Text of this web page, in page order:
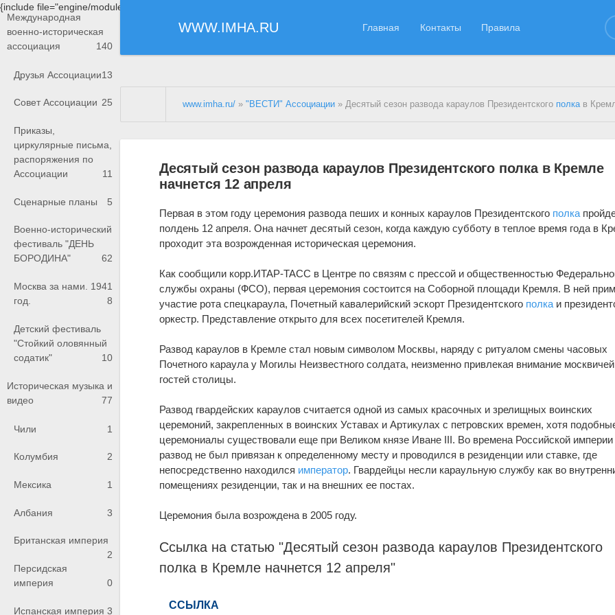
{include file="engine/modules/saperu/head.php"}
WWW.IMHA.RU Главная Контакты Правила
Международная
военно-историческая
ассоциация
140
Друзья Ассоциации13
Совет Ассоциации 25
Приказы,
циркулярные письма,
распоряжения по
Ассоциации
11
Сценарные планы 5
Военно-исторический
фестиваль "ДЕНЬ
БОРОДИНА"
62
Москва за нами. 1941
год.
8
Детский фестиваль
"Стойкий оловянный
содатик"
10
Историческая музыка и
видео
77
Чили 1
Колумбия 2
Мексика 1
Албания 3
Британская империя
2
Персидская
империя
0
Испанская империя 3
www.imha.ru/ »"ВЕСТИ" Ассоциации » Десятый сезон развода караулов Президентского полкав Кремле
Десятый сезон развода караулов Президентского полка в Кремле
начнется 12 апреля
Первая в этом году церемония развода пеших и конных караулов Президентского полка
полдень 12 апреля. Она начнет десятый сезон, когда каждую субботу в теплое время года в
проходит эта возрожденная историческая церемония.
Как сообщили корр.ИТАР-ТАСС в Центре по связям с прессой и общественностью
службы охраны (ФСО), первая церемония состоится на Соборной площади Кремля. В ней
участие рота спецкараула, Почетный кавалерийский эскорт Президентского полка и
оркестр. Представление открыто для всех посетителей Кремля.
Развод караулов в Кремле стал новым символом Москвы, наряду с ритуалом смены часовых
Почетного караула у Могилы Неизвестного солдата, неизменно привлекая внимание
гостей столицы.
Развод гвардейских караулов считается одной из самых красочных и зрелищных воинских
церемоний, закрепленных в воинских Уставах и Артикулах с петровских времен, хотя
церемониалы существовали еще при Великом князе Иване III. Во времена Российской империи
развод не был привязан к определенному месту и проводился в резиденции или ставке, где
непосредственно находился император. Гвардейцы несли караульную службу как во
помещениях резиденции, так и на внешних ее постах.
Церемония была возрождена в 2005 году.
Ссылка на статью "Десятый сезон развода караулов Президентского
полка в Кремле начнется 12 апреля"